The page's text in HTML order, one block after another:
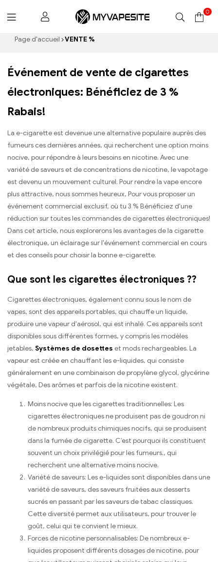
Myvapesite.de
0
Page d'accueil VENTE %
Événement de vente de cigarettes
électroniques: Bénéficiez de 3 %
Rabais!
La e-cigarette est devenue une alternative populaire auprès des
fumeurs ces dernières années, qui recherchent une option moins
nocive, pour répondre à leurs besoins en nicotine. Avec une
variété de saveurs et de concentrations de nicotine, le vapotage
est devenu un mouvement culturel. Pour rendre la vape encore
plus attractive, nous sommes heureux, Pour vous proposer un
événement commercial exclusif, où tu 3 % Bénéficiez d'une
réduction sur toutes les commandes de cigarettes électroniques!
Dans cet article, nous explorerons les avantages de la cigarette
électronique, un éclairage sur l'événement commercial en cours
et des conseils pour choisir la bonne e-cigarette.
Que sont les cigarettes électroniques ??
Cigarettes électroniques, également connu sous le nom de
vapes, sont des appareils portables, qui chauffe un liquide,
produire une vapeur d'aérosol, qui est inhalé. Ces appareils sont
disponibles sous différentes formes, y compris les modèles
jetables, Systèmes de dosettes et mods rechargeables. La
vapeur est créée en chauffant les e-liquides, qui consiste
généralement en une combinaison de propylène glycol, glycérine
végétale, Des arômes et parfois de la nicotine existent.
Moins nocive que les cigarettes traditionnelles: Les
cigarettes électroniques ne produisent pas de goudron ni
de nombreux produits chimiques nocifs, qui se produisent
dans la fumée de cigarette. C’est pourquoi ils constituent
souvent un choix privilégié pour les fumeurs., qui
recherchent une alternative moins nocive.
Variété de saveurs: Les e-liquides sont disponibles dans une
variété de saveurs, des saveurs fruitées aux desserts
sucrés en passant par les saveurs de tabac classiques.
Cette diversité permet aux utilisateurs, pour trouver le
goût, celui qui te convient le mieux.
Forces de nicotine personnalisables: De nombreux e-
liquides proposent différents dosages de nicotine, pour